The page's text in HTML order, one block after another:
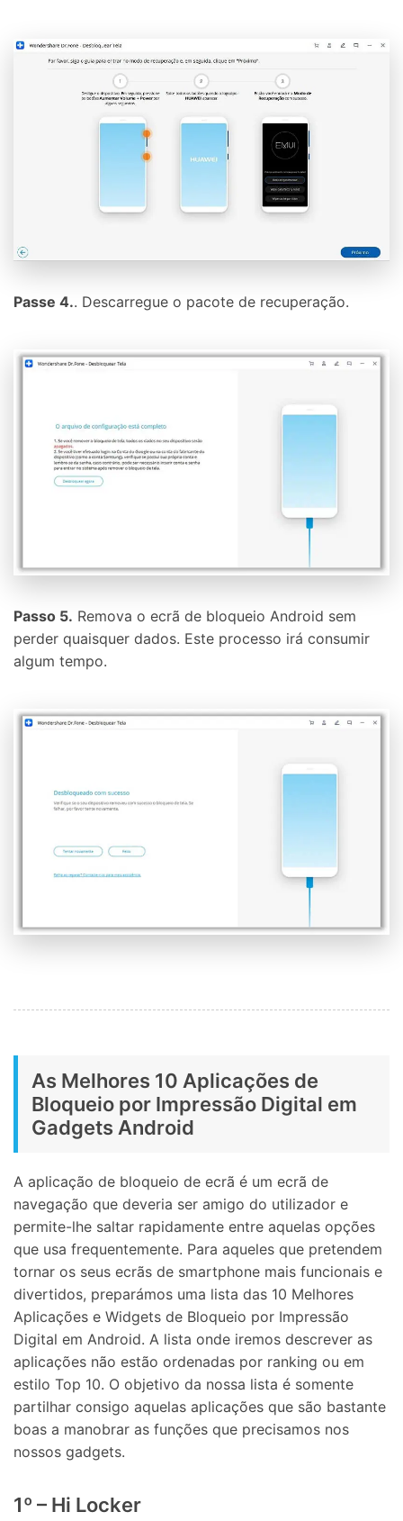
Passe 4.. Descarregue o pacote de recuperação.
Passo 5. Remova o ecrã de bloqueio Android sem
perder quaisquer dados. Este processo irá consumir
algum tempo.
As Melhores 10 Aplicações de
Bloqueio por Impressão Digital em
Gadgets Android
A aplicação de bloqueio de ecrã é um ecrã de
navegação que deveria ser amigo do utilizador e
permite-lhe saltar rapidamente entre aquelas opções
que usa frequentemente. Para aqueles que pretendem
tornar os seus ecrãs de smartphone mais funcionais e
divertidos, preparámos uma lista das 10 Melhores
Aplicações e Widgets de Bloqueio por Impressão
Digital em Android. A lista onde iremos descrever as
aplicações não estão ordenadas por ranking ou em
estilo Top 10. O objetivo da nossa lista é somente
partilhar consigo aquelas aplicações que são bastante
boas a manobrar as funções que precisamos nos
nossos gadgets.
1º – Hi Locker